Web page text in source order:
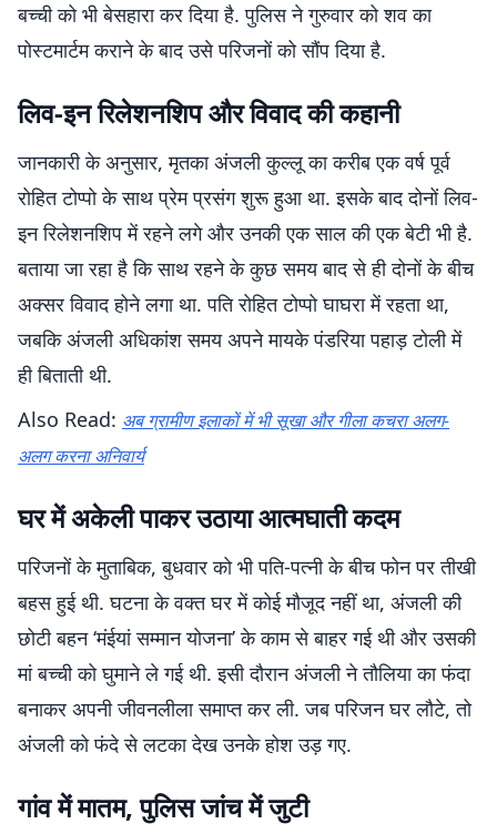
बच्ची को भी बेसहारा कर दिया है. पुलिस ने गुरुवार को शव का
पोस्टमार्टम कराने के बाद उसे परिजनों को सौंप दिया है.
लिव-इन रिलेशनशिप और विवाद की कहानी
जानकारी के अनुसार, मृतका अंजली कुल्लू का करीब एक वर्ष पूर्व
रोहित टोप्पो के साथ प्रेम प्रसंग शुरू हुआ था. इसके बाद दोनों लिव-
इन रिलेशनशिप में रहने लगे और उनकी एक साल की एक बेटी भी है.
बताया जा रहा है कि साथ रहने के कुछ समय बाद से ही दोनों के बीच
अक्सर विवाद होने लगा था. पति रोहित टोप्पो घाघरा में रहता था,
जबकि अंजली अधिकांश समय अपने मायके पंडरिया पहाड़ टोली में
ही बिताती थी.
Also Read: अब ग्रामीण इलाकों में भी सूखा और गीला कचरा अलग-
अलग करना अनिवार्य
घर में अकेली पाकर उठाया आत्मघाती कदम
परिजनों के मुताबिक, बुधवार को भी पति-पत्नी के बीच फोन पर तीखी
बहस हुई थी. घटना के वक्त घर में कोई मौजूद नहीं था, अंजली की
छोटी बहन ‘मंईयां सम्मान योजना’ के काम से बाहर गई थी और उसकी
मां बच्ची को घुमाने ले गई थी. इसी दौरान अंजली ने तौलिया का फंदा
बनाकर अपनी जीवनलीला समाप्त कर ली. जब परिजन घर लौटे, तो
अंजली को फंदे से लटका देख उनके होश उड़ गए.
गांव में मातम, पुलिस जांच में जुटी